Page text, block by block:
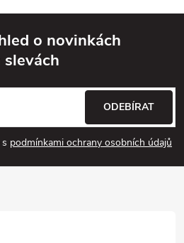
o novinkách
slevách
podmínkami ochrany osobních údajů
ODEBÍRAT